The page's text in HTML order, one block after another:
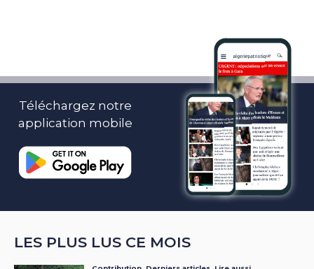
Téléchargez notre
application mobile
LES PLUS LUS CE MOIS